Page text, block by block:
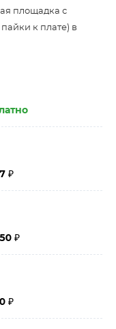
площадка с
к плате) в
₽
₽
₽